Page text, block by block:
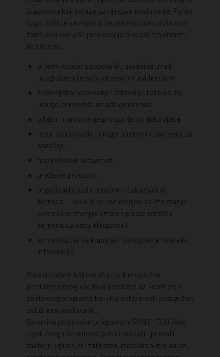
izazovima koji dolaze uz njegovo poslovanje. Pored
toga, tržište se mijenja nevjerovatnom brzinom i
zahtijeva sve više predznanja iz različitih oblasti,
kao što su:
prijem i odabir zaposlenih, uvođenje u rad i
usaglašavanje sa kadrovskom evidencijom
finansijsko poslovanje: izdavanje faktura za
usluge, priprema i izrada cjenovnika
odabir i naručivanje proizvoda od dobavljača
izbor računovođe i drugih poslovnih partnera za
saradnju
marketinške aktivnosti
uređenje prostora
organizacija rada u salonu i zakazivanje
termina – kako bi se rad odvijao sa što manje
potrošene energije i manje pauza između
termina uz veću efikasnost
komunikacija sa kupcima i sakupljanje i obrada
informacija
Svi ovi izazovi koji okružuju jedno uslužno
preduzeće mogu se lako prevazići uz korištenje
poslovnog programa koji je u potpunosti prilagođen
uslužnom poslovanju.
Sa online poslovnim programom PANTHEON Web
Light, mogu se jednostavno izdavati i primati
fakture, upravljati zalihama, izdavati putni nalozi,